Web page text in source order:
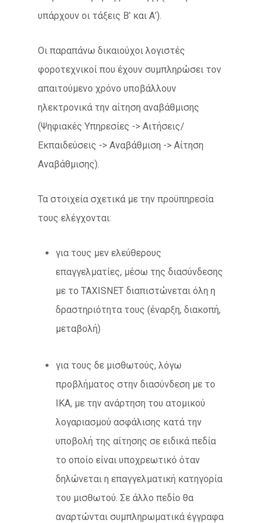
υπάρχουν οι τάξεις Β’ και Α’).
Οι παραπάνω δικαιούχοι λογιστές
φοροτεχνικοί που έχουν συμπληρώσει τον
απαιτούμενο χρόνο υποβάλλουν
ηλεκτρονικά την αίτηση αναβάθμισης
(Ψηφιακές Υπηρεσίες -> Αιτήσεις/
Εκπαιδεύσεις -> Αναβάθμιση -> Αίτηση
Αναβάθμισης).
Τα στοιχεία σχετικά με την προϋπηρεσία
τους ελέγχονται:
για τους μεν ελεύθερους
επαγγελματίες, μέσω της διασύνδεσης
με το ΤΑΧΙSΝΕΤ διαπιστώνεται όλη η
δραστηριότητα τους (έναρξη, διακοπή,
μεταβολή)
για τους δε μισθωτούς, λόγω
προβλήματος στην διασύνδεση με το
ΙΚΑ, με την ανάρτηση του ατομικού
λογαριασμού ασφάλισης κατά την
υποβολή της αίτησης σε ειδικά πεδία
το οποίο είναι υποχρεωτικό όταν
δηλώνεται η επαγγελματική κατηγορία
του μισθωτού. Σε άλλο πεδίο θα
αναρτώνται συμπληρωματικά έγγραφα